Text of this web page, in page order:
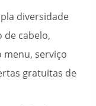
diversidade
de cabelo,
serviço
gratuitas de